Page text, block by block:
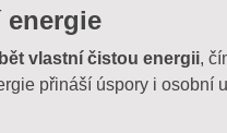
vlastní čistou energii,
přináší úspory i osobní